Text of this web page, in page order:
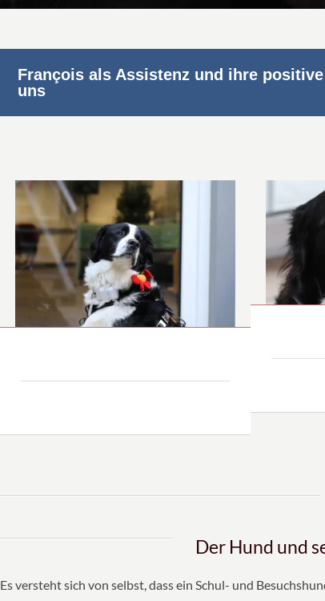
François als Assistenz und ihre
uns
Der Hund und
Es versteht sich von selbst, dass ein Schul- und